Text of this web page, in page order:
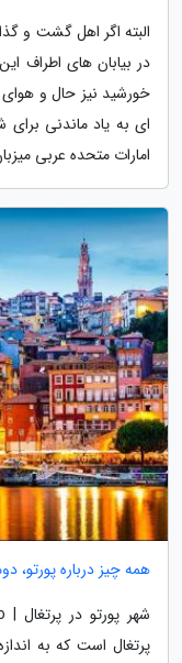
البته اگر اهل گشت و
در بیابان های اطراف
خورشید نیز حال و
ای به یاد ماندنی
امارات متحده عربی
همه چیز درباره پورتو،
پرتغال است که به